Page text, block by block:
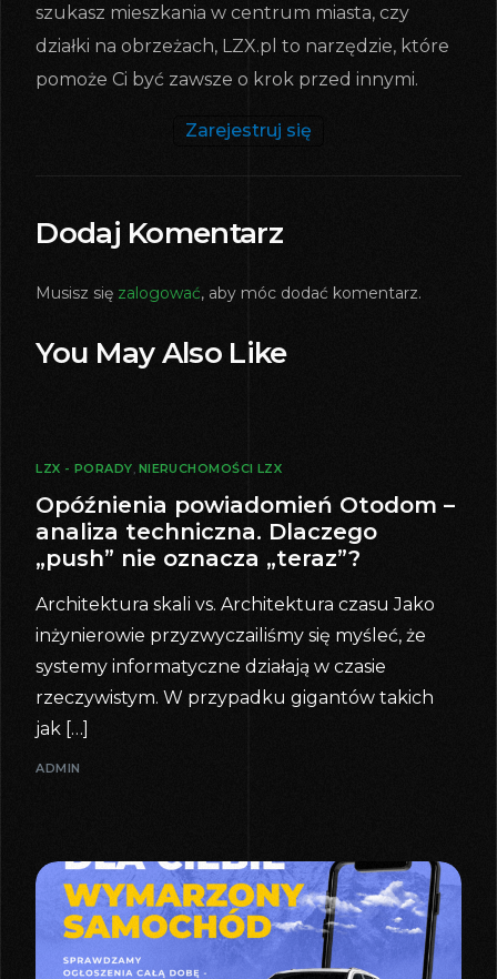
szukasz mieszkania w centrum miasta, czy
działki na obrzeżach, LZX.pl to narzędzie, które
pomoże Ci być zawsze o krok przed innymi.
Zarejestruj się
Dodaj Komentarz
Musisz się zalogować, aby móc dodać komentarz.
You May Also Like
LZX - PORADY NIERUCHOMOŚCI LZX
Opóźnienia powiadomień Otodom –
analiza techniczna. Dlaczego
„push” nie oznacza „teraz”?
Architektura skali vs. Architektura czasu Jako
inżynierowie przyzwyczailiśmy się myśleć, że
systemy informatyczne działają w czasie
rzeczywistym. W przypadku gigantów takich
jak […]
ADMIN